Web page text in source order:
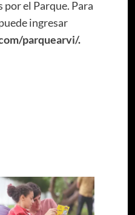
el Parque. Para
ingresar
parquearvi/.